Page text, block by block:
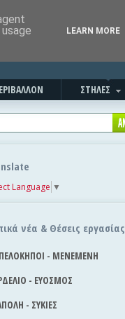
ΣΤΗΛΕΣ
Language ▼
νέα & Θέσεις εργασίας
- ΜΕΝΕΜΕΝΗ
- ΕΥΟΣΜΟΣ
- ΣΥΚΙΕΣ
LEARN MORE